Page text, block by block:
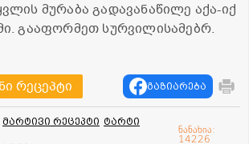
მურაბა გადავანაწილე აქა-იქ
გააფორმეთ სურვილისამებრ.
რეცეპტი გაზიარება
მარტივი რეცეპტი ტარტი
ნანახია:
14226